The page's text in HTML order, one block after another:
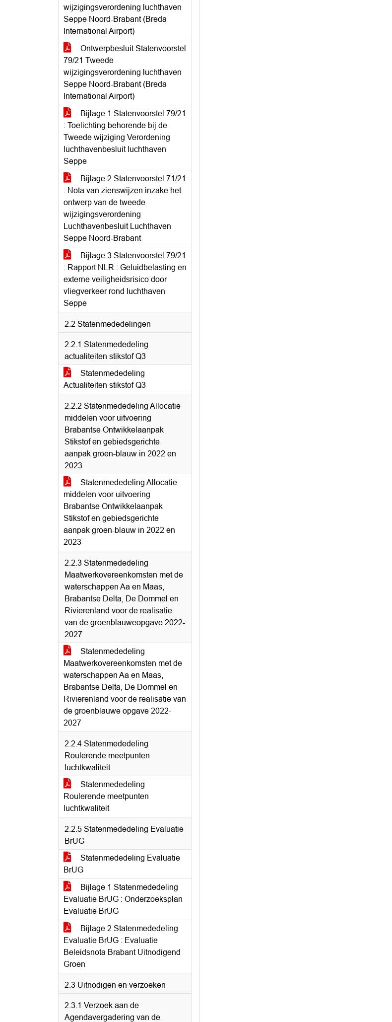
wijzigingsverordening luchthaven
Seppe Noord-Brabant (Breda
International Airport)
Ontwerpbesluit Statenvoorstel
79/21 Tweede
wijzigingsverordening luchthaven
Seppe Noord-Brabant (Breda
International Airport)
Bijlage 1 Statenvoorstel 79/21
: Toelichting behorende bij de
Tweede wijziging Verordening
luchthavenbesluit luchthaven
Seppe
Bijlage 2 Statenvoorstel 71/21
: Nota van zienswijzen inzake het
ontwerp van de tweede
wijzigingsverordening
Luchthavenbesluit Luchthaven
Seppe Noord-Brabant
Bijlage 3 Statenvoorstel 79/21
: Rapport NLR : Geluidbelasting en
externe veiligheidsrisico door
vliegverkeer rond luchthaven
Seppe
2.2 Statenmededelingen
2.2.1 Statenmededeling
actualiteiten stikstof Q3
Statenmededeling
Actualiteiten stikstof Q3
2.2.2 Statenmededeling Allocatie
middelen voor uitvoering
Brabantse Ontwikkelaanpak
Stikstof en gebiedsgerichte
aanpak groen-blauw in 2022 en
2023
Statenmededeling Allocatie
middelen voor uitvoering
Brabantse Ontwikkelaanpak
Stikstof en gebiedsgerichte
aanpak groen-blauw in 2022 en
2023
2.2.3 Statenmededeling
Maatwerkovereenkomsten met de
waterschappen Aa en Maas,
Brabantse Delta, De Dommel en
Rivierenland voor de realisatie
van de groenblauweopgave 2022-
2027
Statenmededeling
Maatwerkovereenkomsten met de
waterschappen Aa en Maas,
Brabantse Delta, De Dommel en
Rivierenland voor de realisatie van
de groenblauwe opgave 2022-
2027
2.2.4 Statenmededeling
Roulerende meetpunten
luchtkwaliteit
Statenmededeling
Roulerende meetpunten
luchtkwaliteit
2.2.5 Statenmededeling Evaluatie
BrUG
Statenmededeling Evaluatie
BrUG
Bijlage 1 Statenmededeling
Evaluatie BrUG : Onderzoeksplan
Evaluatie BrUG
Bijlage 2 Statenmededeling
Evaluatie BrUG : Evaluatie
Beleidsnota Brabant Uitnodigend
Groen
2.3 Uitnodigen en verzoeken
2.3.1 Verzoek aan de
Agendavergadering van de